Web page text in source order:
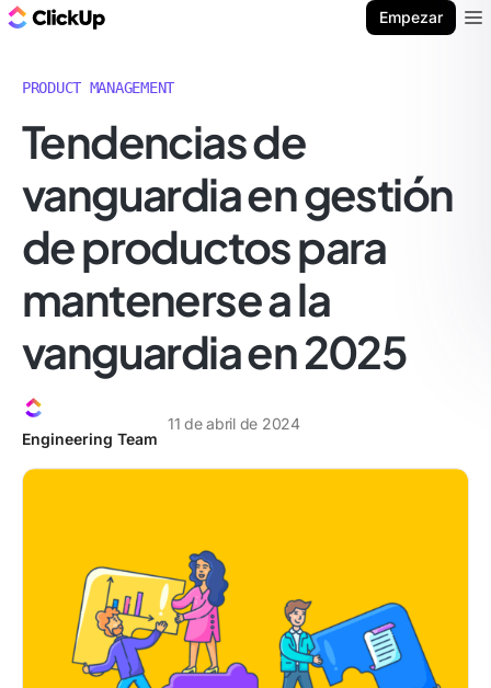
Empezar
PRODUCT MANAGEMENT
Tendencias de
vanguardia en gestión
de productos para
mantenerse a la
vanguardia en 2025
Engineering Team
11 de abril de 2024